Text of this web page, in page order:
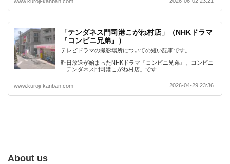
「テンダネス門司港こがね村店」（NHKドラマ
『コンビニ兄弟』）
テレビドラマの撮影場所についての短い記事です。
昨日放送が始まったNHKドラマ『コンビニ兄弟』。コンビニ
「テンダネス門司港こがね村店」です…
www.kuroji-kanban.com 2026-04-29 23:36
About us